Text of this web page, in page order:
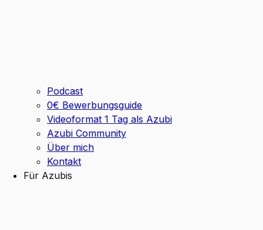
Podcast
0€ Bewerbungsguide
Videoformat 1 Tag als Azubi
Azubi Community
Über mich
Kontakt
Für Azubis